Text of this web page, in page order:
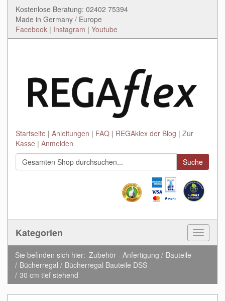
Kostenlose Beratung: 02402 75394
Made in Germany / Europe
Facebook | Instagram | Youtube
Startseite Anleitungen FAQ REGAklex der Blog
Zur
Kasse
Anmelden
Suche
Kategorien
Toggle
Sie befinden sich hier: Zubehör - Anfertigung
Bauteile
Bücherregal
Bücherregal Bauteile DSS
30 cm tief stehend